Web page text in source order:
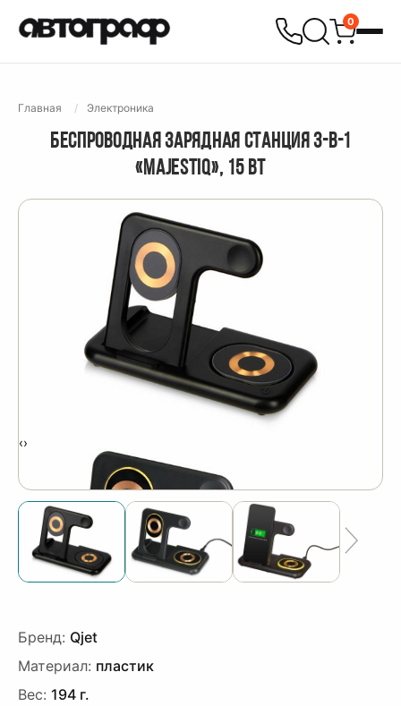
0
Главная Электроника
БЕСПРОВОДНАЯ ЗАРЯДНАЯ СТАНЦИЯ 3-В-1
«MAJESTIQ», 15 ВТ
‹›
Бренд: Qjet
Материал: пластик
Вес: 194 г.